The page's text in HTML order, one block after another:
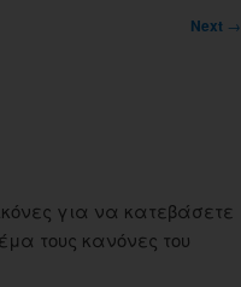
Next →
για να κατεβάσετε
τους κανόνες του